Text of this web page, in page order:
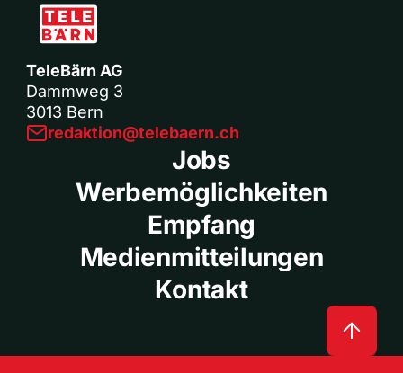
TeleBärn AG
Dammweg 3
3013 Bern
redaktion@telebaern.ch
Jobs
Werbemöglichkeiten
Empfang
Medienmitteilungen
Kontakt